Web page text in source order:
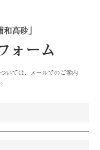
高砂」
ォーム
いては、メールでのご案内